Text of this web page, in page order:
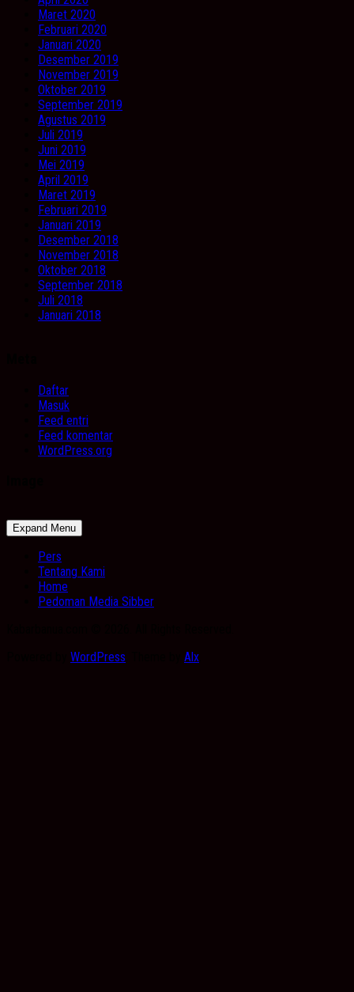
Maret 2020
Februari 2020
Januari 2020
Desember 2019
November 2019
Oktober 2019
September 2019
Agustus 2019
Juli 2019
Juni 2019
Mei 2019
April 2019
Maret 2019
Februari 2019
Januari 2019
Desember 2018
November 2018
Oktober 2018
September 2018
Juli 2018
Januari 2018
Daftar
Masuk
Feed entri
Feed komentar
WordPress.org
Expand Menu
Pers
Tentang Kami
Home
Pedoman Media Sibber
WordPress Alx